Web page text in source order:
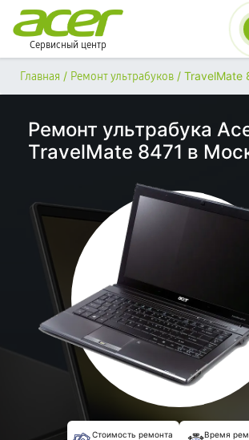
Сервисный центр
Главная / Ремонт ультрабуков / TravelMate
Ремонт ультрабука
TravelMate 8471 в
Стоимость ремонта Время